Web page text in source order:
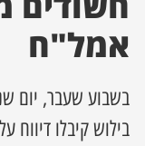
מסע מלחמה
אמל"ח
בשבוע שעבר, יום
בילוש קיבלו דיווח